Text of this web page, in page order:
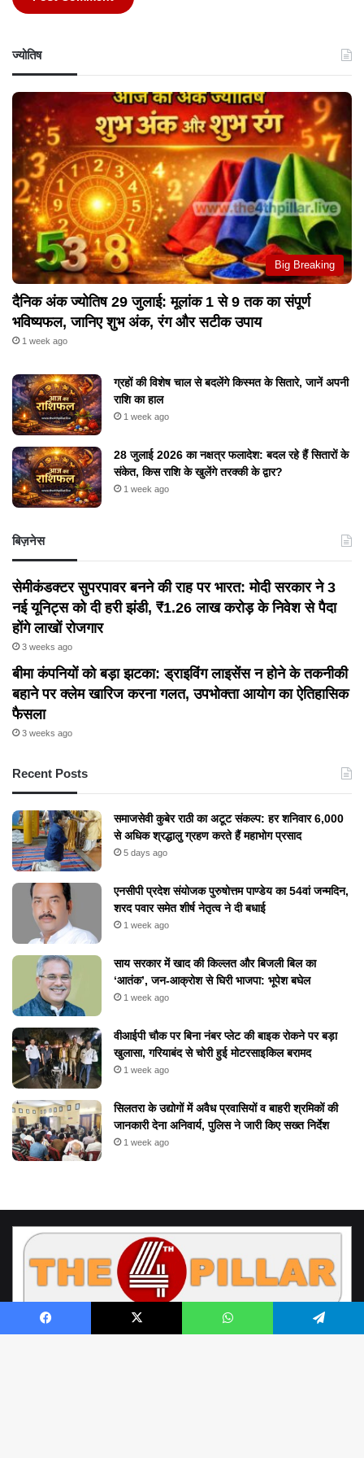
ज्योतिष
Big Breaking
दैनिक अंक ज्योतिष 29 जुलाई: मूलांक 1 से 9 तक का संपूर्ण
भविष्यफल, जानिए शुभ अंक, रंग और सटीक उपाय
1 week ago
ग्रहों की विशेष चाल से बदलेंगे किस्मत के सितारे, जानें अपनी
राशि का हाल
1 week ago
28 जुलाई 2026 का नक्षत्र फलादेश: बदल रहे हैं सितारों के
संकेत, किस राशि के खुलेंगे तरक्की के द्वार?
1 week ago
बिज़नेस
सेमीकंडक्टर सुपरपावर बनने की राह पर भारत: मोदी सरकार ने 3
नई यूनिट्स को दी हरी झंडी, ₹1.26 लाख करोड़ के निवेश से पैदा
होंगे लाखों रोजगार
3 weeks ago
बीमा कंपनियों को बड़ा झटका: ड्राइविंग लाइसेंस न होने के तकनीकी
बहाने पर क्लेम खारिज करना गलत, उपभोक्ता आयोग का ऐतिहासिक
फैसला
3 weeks ago
Recent Posts
समाजसेवी कुबेर राठी का अटूट संकल्प: हर शनिवार 6,000
से अधिक श्रद्धालु ग्रहण करते हैं महाभोग प्रसाद
5 days ago
एनसीपी प्रदेश संयोजक पुरुषोत्तम पाण्डेय का 54वां जन्मदिन,
शरद पवार समेत शीर्ष नेतृत्व ने दी बधाई
1 week ago
​साय सरकार में खाद की किल्लत और बिजली बिल का
‘आतंक’, जन-आक्रोश से घिरी भाजपा: भूपेश बघेल
1 week ago
वीआईपी चौक पर बिना नंबर प्लेट की बाइक रोकने पर बड़ा
खुलासा, गरियाबंद से चोरी हुई मोटरसाइकिल बरामद
1 week ago
सिलतरा के उद्योगों में अवैध प्रवासियों व बाहरी श्रमिकों की
जानकारी देना अनिवार्य, पुलिस ने जारी किए सख्त निर्देश
1 week ago
Facebook X WhatsApp Telegram